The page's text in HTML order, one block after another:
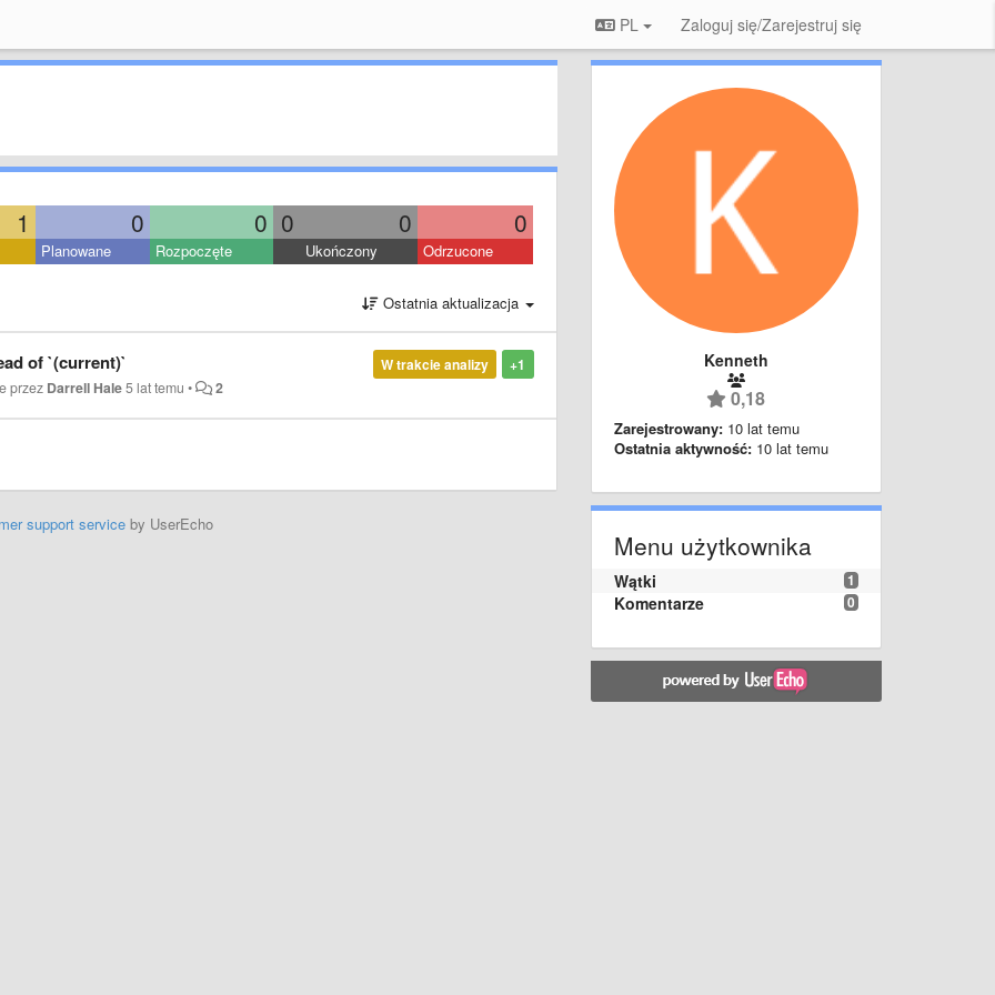
PL Zaloguj się/Zarejestruj się
1 0 0 0 0 0
Planowane Rozpoczęte Ukończony Odrzucone
Ostatnia aktualizacja
+1
W trakcie analizy
of `(current)`
przez Darrell Hale5 lat temu • 2
support serviceby UserEcho
Kenneth
0,18
Zarejestrowany: 10 lat temu
Ostatnia aktywność: 10 lat temu
Menu użytkownika
1
Wątki
0
Komentarze